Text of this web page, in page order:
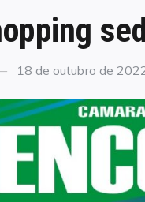
Posted
18 de outubro de